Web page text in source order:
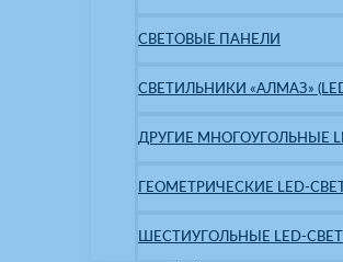
СВЕТОВЫЕ ПАНЕЛИ
СВЕТИЛЬНИКИ «АЛМАЗ»
ДРУГИЕ МНОГОУГОЛЬНЫЕ
ГЕОМЕТРИЧЕСКИЕ LED-
ШЕСТИУГОЛЬНЫЕ LED-